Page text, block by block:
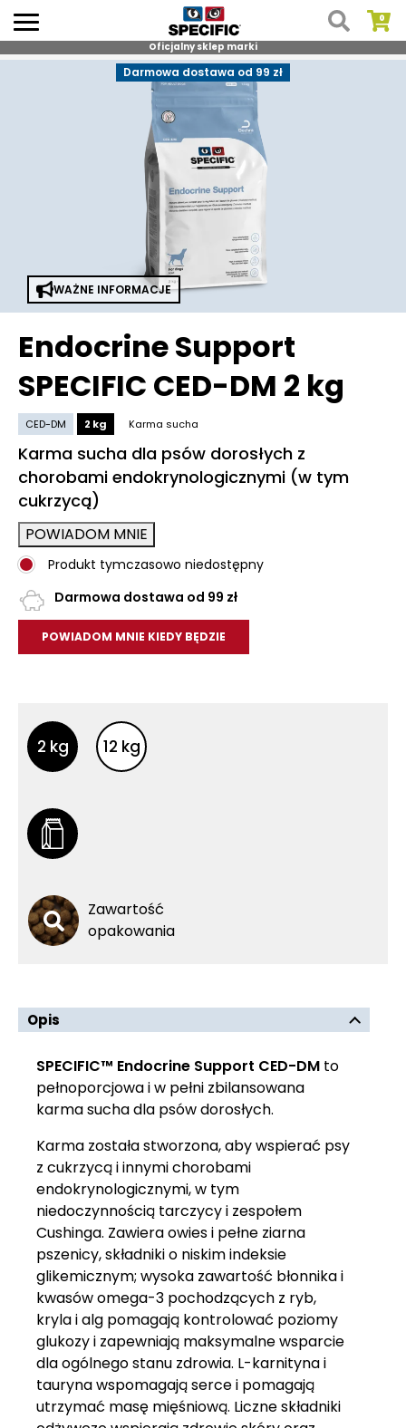
Skip
Oficjalny sklep marki
Darmowa dostawa od 99 zł
WAŻNE INFORMACJE
Endocrine Support
SPECIFIC CED-DM 2 kg
CED-DM 2 kg Karma sucha
Karma sucha dla psów dorosłych z
chorobami endokrynologicznymi (w tym
cukrzycą)
POWIADOM MNIE
Produkt tymczasowo niedostępny
Darmowa dostawa od 99 zł
POWIADOM MNIE KIEDY BĘDZIE
Inne opakowania
2 kg 12 kg
Inne opakowania
Zawartość
opakowania
Opis
SPECIFIC™ Endocrine Support CED-DM to
pełnoporcjowa i w pełni zbilansowana
karma sucha dla psów dorosłych.
Karma została stworzona, aby wspierać psy
z cukrzycą i innymi chorobami
endokrynologicznymi, w tym
niedoczynnością tarczycy i zespołem
Cushinga. Zawiera owies i pełne ziarna
pszenicy, składniki o niskim indeksie
glikemicznym; wysoka zawartość błonnika i
kwasów omega-3 pochodzących z ryb,
kryla i alg pomagają kontrolować poziomy
glukozy i zapewniają maksymalne wsparcie
dla ogólnego stanu zdrowia. L-karnityna i
tauryna wspomagają serce i pomagają
utrzymać masę mięśniową. Liczne składniki